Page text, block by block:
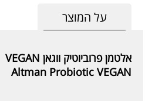
על המוצר
אלטמן פרוביוטיק ווגאן VEGAN
Altman Probiotic VEGAN